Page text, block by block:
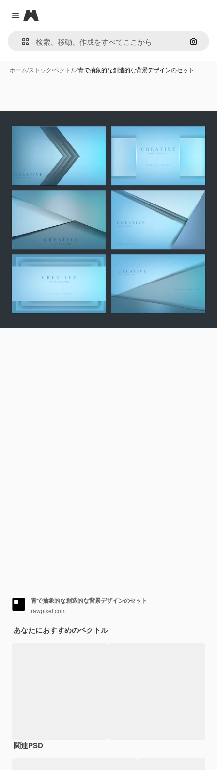
Close menu
Magnific
画像で
ホーム/ストック/ベクトル/青で抽象的な創造的な背景デザインのセット
青で抽象的な創造的な背景デザインのセット
rawpixel.com
あなたにおすすめのベクトル
関連PSD